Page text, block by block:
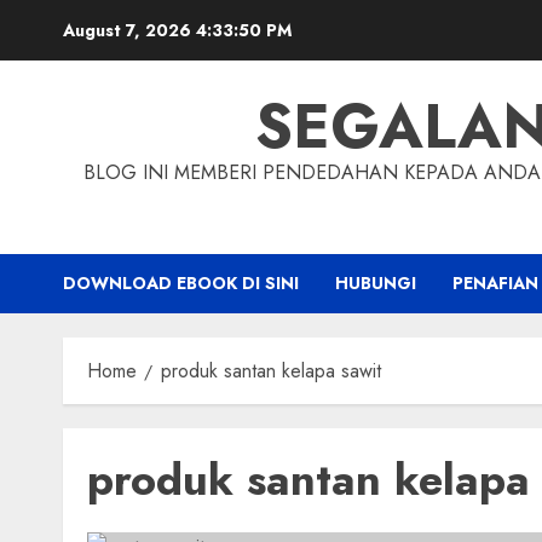
August 7, 2026 4:33:51 PM
BLOG INI MEMBERI PENDEDAHAN KEPADA
DOWNLOAD EBOOK DI SINI HUBUNGI PENAFIAN
Home produk santan kelapa sawit
produk santan